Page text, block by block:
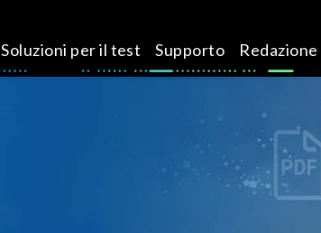
Soluzioni per il test Supporto Redazione